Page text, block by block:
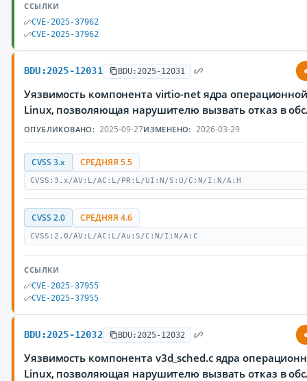
ССЫЛКИ
CVE-2025-37962
CVE-2025-37962
BDU:2025-12031 BDU:2025-12031
Уязвимость компонента virtio-net ядра
Linux, позволяющая нарушителю вызвать отказ в
ОПУБЛИКОВАНО: 2025-09-27ИЗМЕНЕНО: 2026-03-29
CVSS 3.x СРЕДНЯЯ 5.5
CVSS:3.x/AV:L/AC:L/PR:L/UI:N/S:U/C:N/I:N/A:H
CVSS 2.0 СРЕДНЯЯ 4.6
CVSS:2.0/AV:L/AC:L/Au:S/C:N/I:N/A:C
ССЫЛКИ
CVE-2025-37955
CVE-2025-37955
BDU:2025-12032 BDU:2025-12032
Уязвимость компонента v3d_sched.c ядра
Linux, позволяющая нарушителю вызвать отказ в